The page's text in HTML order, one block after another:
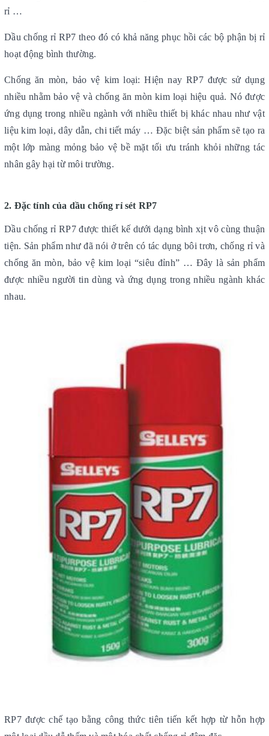
rỉ …
Dầu chống rỉ RP7 theo đó có khả năng phục hồi các bộ phận bị rỉ
hoạt động bình thường.
Chống ăn mòn, bảo vệ kim loại: Hiện nay RP7 được sử dụng
nhiều nhằm bảo vệ và chống ăn mòn kim loại hiệu quả. Nó được
ứng dụng trong nhiều ngành với nhiều thiết bị khác nhau như vật
liệu kim loại, dây dẫn, chi tiết máy … Đặc biệt sản phẩm sẽ tạo ra
một lớp màng mỏng bảo vệ bề mặt tối ưu tránh khỏi những tác
nhân gây hại từ môi trường.
2. Đặc tính của dầu chống rỉ sét RP7
Dầu chống rỉ RP7 được thiết kế dưới dạng bình xịt vô cùng thuận
tiện. Sản phẩm như đã nói ở trên có tác dụng bôi trơn, chống rỉ và
chống ăn mòn, bảo vệ kim loại “siêu đỉnh” … Đây là sản phẩm
được nhiều người tin dùng và ứng dụng trong nhiều ngành khác
nhau.
RP7 được chế tạo bằng công thức tiên tiến kết hợp từ hỗn hợp